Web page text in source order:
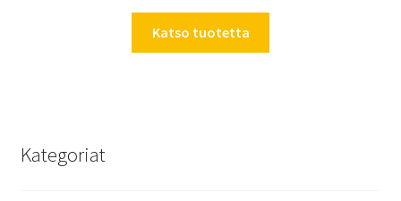
Katso tuotetta
Kategoriat